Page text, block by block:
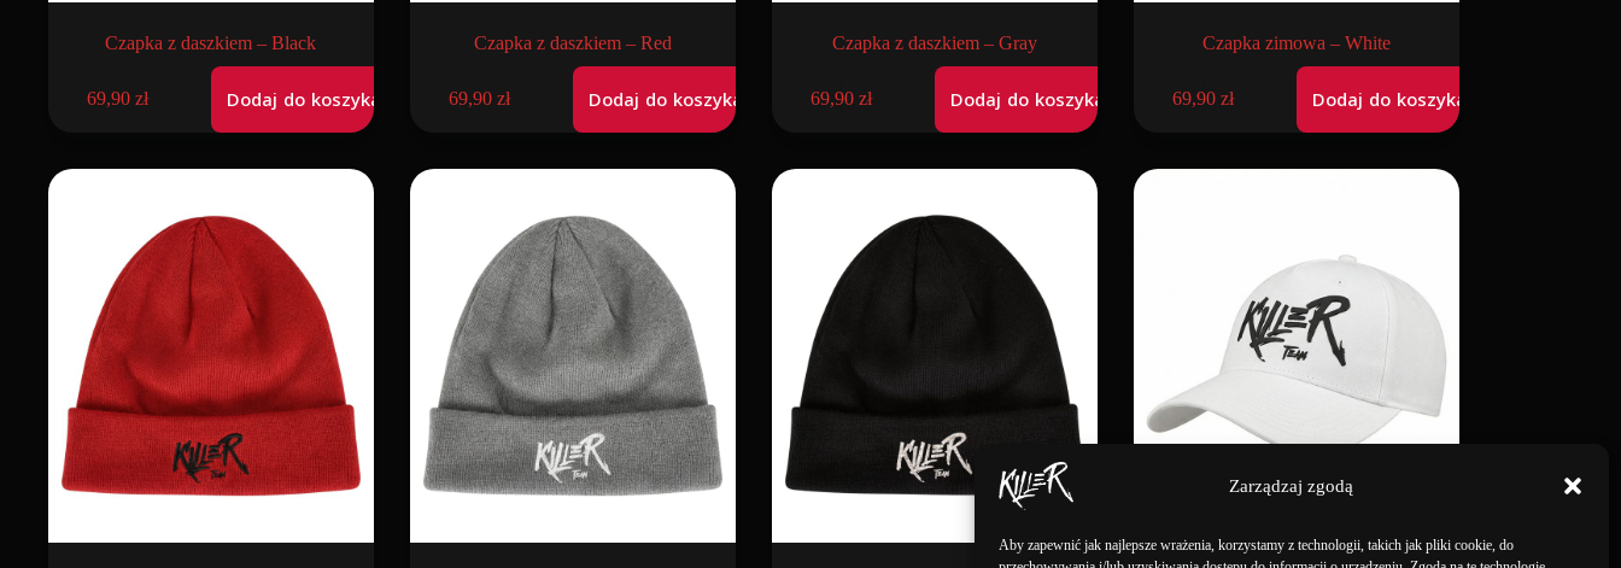
Zarządzaj zgodą
Aby zapewnić jak najlepsze wrażenia, korzystamy z technologii, takich jak pliki cookie, do
Czapka z daszkiem – Black
69,90 zł Dodaj do koszyka
Czapka z daszkiem – Red
69,90 zł Dodaj do koszyka
Czapka z daszkiem – Gray
69,90 zł Dodaj do koszyka
Czapka zimowa – White
69,90 zł Dodaj do koszyka